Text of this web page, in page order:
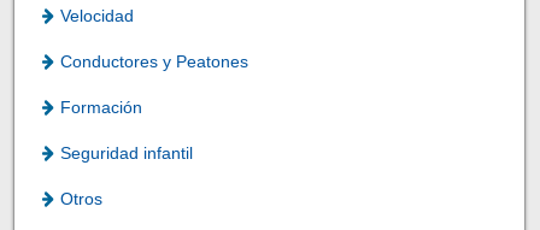
Velocidad
Conductores y Peatones
Formación
Seguridad infantil
Otros